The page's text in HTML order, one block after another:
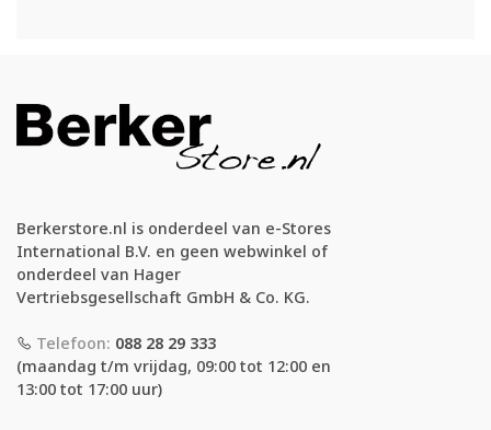
Berkerstore.nl is onderdeel van e-Stores
International B.V. en geen webwinkel of
onderdeel van Hager
Vertriebsgesellschaft GmbH & Co. KG.
Telefoon: 088 28 29 333
(maandag t/m vrijdag, 09:00 tot 12:00 en
13:00 tot 17:00 uur)